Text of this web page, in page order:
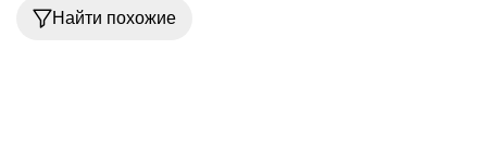
Найти похожие